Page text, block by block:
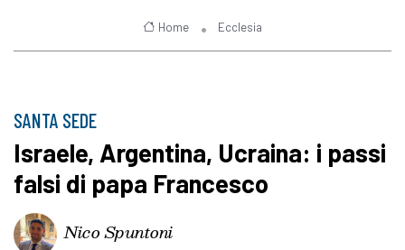
Home Ecclesia
SANTA SEDE
Israele, Argentina, Ucraina: i passi
falsi di papa Francesco
Nico Spuntoni